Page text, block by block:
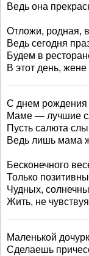
Ведь она
Отложи, родная,
Ведь сегодня
Будем в
В этот день,
С днем рождения
Маме — лучшие
Пусть салюта
Ведь лишь мама
Бесконечного
Только
Чудных,
Жить, не чувствуя
Маленькой
Сделаешь